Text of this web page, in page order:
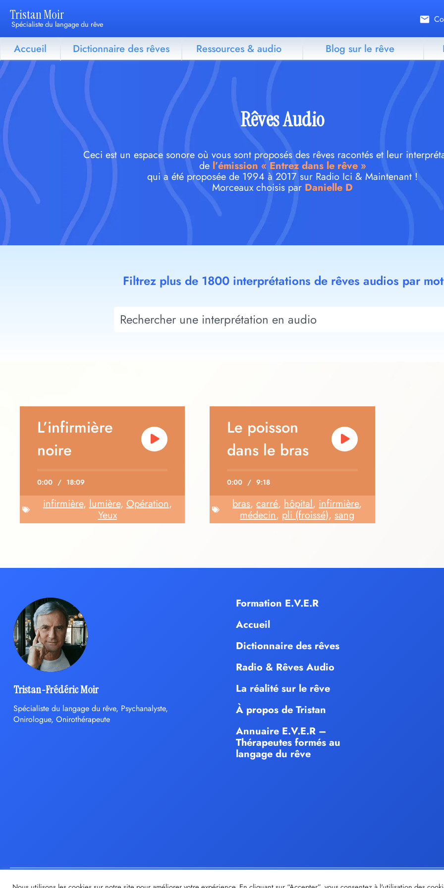
Tristan Moir
Spécialiste du langage du rêve
Accueil Dictionnaire des rêves Ressources & audio Blog sur le rêve
Rêves Audio
Ceci est un espace sonore où vous sont proposés des rêves racontés et leur
de l’émission « Entrez dans le rêve »
qui a été proposée de 1994 à 2017 sur Radio Ici & Maintenant !
Morceaux choisis par Danielle D
Filtrez plus de 1800 interprétations de rêves audios par
L’infirmière
noire
0:00 / 18:09
infirmière,lumière,Opération,
Yeux
Le poisson
dans le bras
0:00 / 9:18
bras,carré,hôpital,infirmière,
médecin, pli (froissé),sang
Tristan-Frédéric Moir
Spécialiste du langage du rêve, Psychanalyste,
Onirologue, Onirothérapeute
Formation E.V.E.R
Accueil
Dictionnaire des rêves
Radio & Rêves Audio
La réalité sur le rêve
À propos de Tristan
Annuaire E.V.E.R –
Thérapeutes formés au
langage du rêve
© tristan-moir.fr |Share out- Création de sites internet